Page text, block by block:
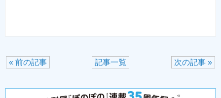
次の記事 »
記事一覧
« 前の記事